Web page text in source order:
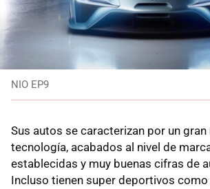
NIO EP9
Sus autos se caracterizan por un gran
tecnología, acabados al nivel de
establecidas y muy buenas cifras de
Incluso tienen super deportivos como